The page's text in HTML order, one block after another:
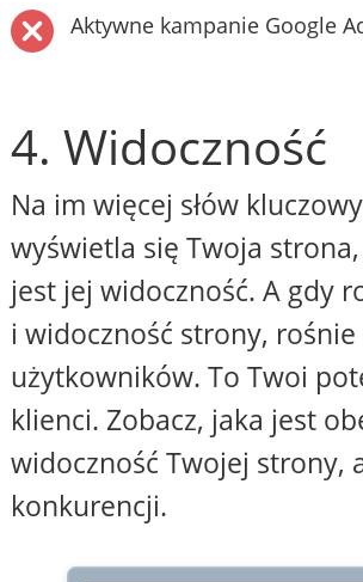
Aktywne kampanie Google
4. Widoczność
Na im więcej słów
wyświetla się Twoja
jest jej widoczność. A gdy
i widoczność strony, rośnie
użytkowników. To Twoi
klienci. Zobacz, jaka jest
widoczność Twojej strony,
konkurencji.